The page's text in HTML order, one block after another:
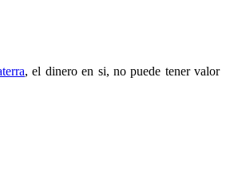
, el dinero en si, no puede tener valor